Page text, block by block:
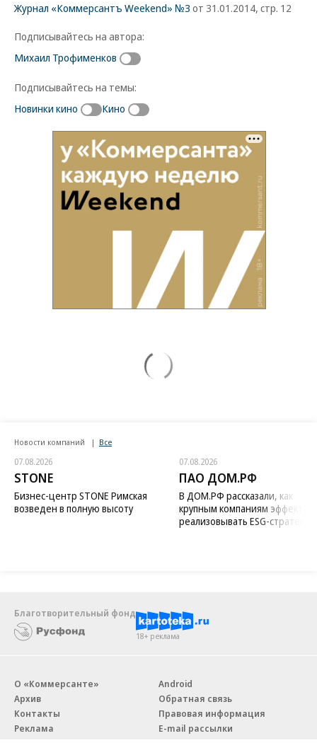
Журнал «Коммерсантъ Weekend» №3 от 31.01.2014, стр. 12
Подписывайтесь на автора:
Михаил Трофименков
Подписывайтесь на темы:
Новинки кино
Кино
Новости компаний Все
07.08.2026
STONE
Бизнес-центр STONE Римская
возведен в полную высоту
07.08.2026
ПАО ДОМ.РФ
В ДОМ.РФ рассказали, как
крупным компаниям
реализовывать ESG-стратегию
Благотворительный фонд
18+ реклама
О «Коммерсанте»
Архив
Контакты
Реклама
Android
Обратная связь
Правовая информация
E-mail рассылки